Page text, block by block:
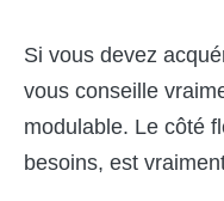
Si vous devez
vous conseille
modulable. Le côté
besoins, est